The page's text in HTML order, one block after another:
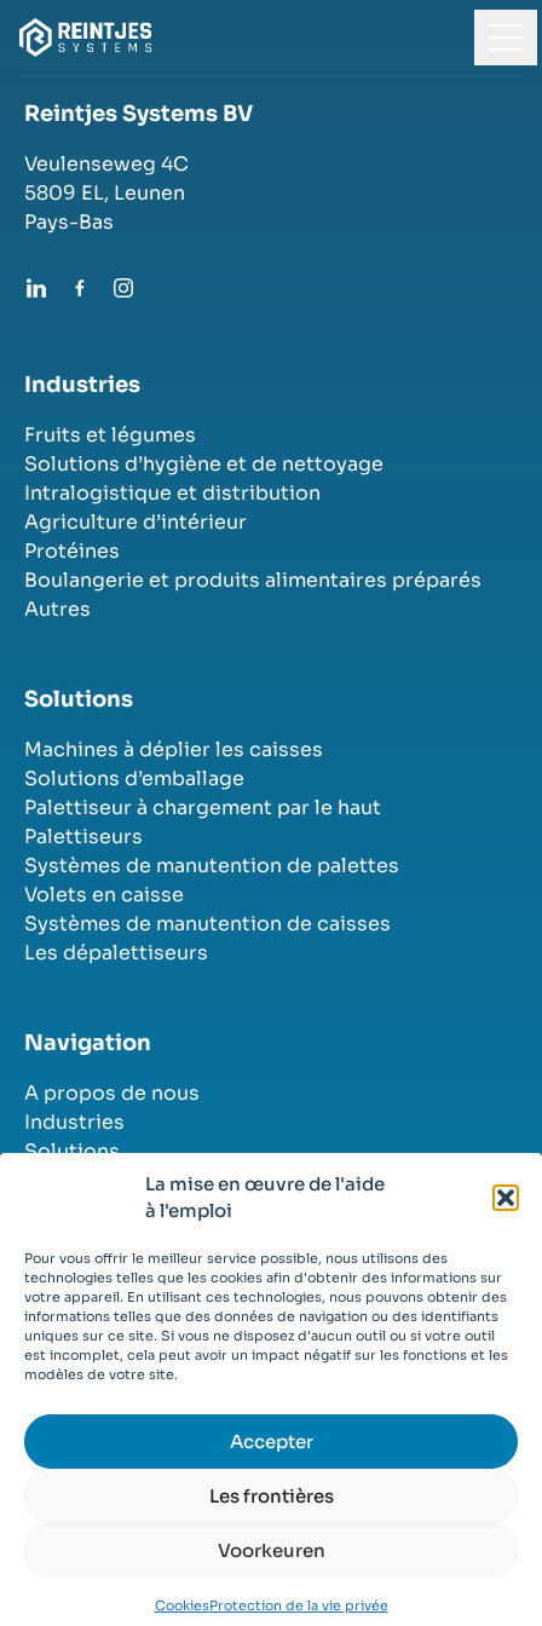
La mise en œuvre de l'aide
à l'emploi
Pour vous offrir le meilleur service possible, nous utilisons des
technologies telles que les cookies afin d'obtenir des informations sur
votre appareil. En utilisant ces technologies, nous pouvons obtenir des
informations telles que des données de navigation ou des identifiants
uniques sur ce site. Si vous ne disposez d'aucun outil ou si votre outil
est incomplet, cela peut avoir un impact négatif sur les fonctions et les
modèles de votre site.
Accepter
Les frontières
Voorkeuren
CookiesProtection de la vie privée
Reintjes Systems BV
Veulenseweg 4C
5809 EL, Leunen
Pays-Bas
Industries
Fruits et légumes
Solutions d’hygiène et de nettoyage
Intralogistique et distribution
Agriculture d’intérieur
Protéines
Boulangerie et produits alimentaires préparés
Autres
Solutions
Machines à déplier les caisses
Solutions d’emballage
Palettiseur à chargement par le haut
Palettiseurs
Systèmes de manutention de palettes
Volets en caisse
Systèmes de manutention de caisses
Les dépalettiseurs
Navigation
A propos de nous
Industries
Solutions
Histoires de réussite
© 2026
Cookies